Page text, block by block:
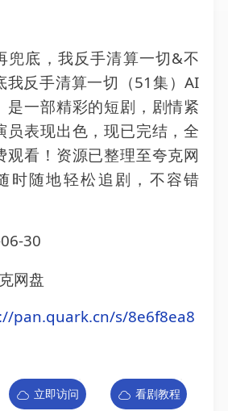
兜底，我反手清算一切&不
我反手清算一切（51集）AI
是一部精彩的短剧，剧情紧
员表现出色，现已完结，全
观看！资源已整理至夸克网
时随地轻松追剧，不容错
30
网盘
pan.quark.cn/s/8e6f8ea8
立即访问 看剧教程